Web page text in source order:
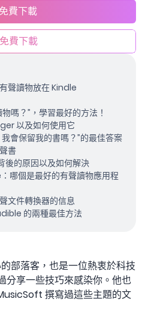
費下載
費下載
聲讀物放在 Kindle
嗎？”，學習最好的方法！
以及如何使用它
會保留我的書嗎？”的最佳答案
書
的原因以及如何解決
哪個是最好的有聲讀物應用程
文件轉換器的信息
的兩種最佳方法
部落客，也是一位熱衷於科技
分享一些技巧來感染你。他也
撰寫過這些主題的文